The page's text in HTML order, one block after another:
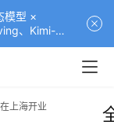
模型 ×
、Kimi-
上海开业